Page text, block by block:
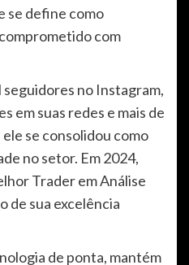
se define como
com
seguidores no Instagram,
em suas redes e mais de
se consolidou como
no setor. Em 2024,
Trader em Análise
de sua excelência
de ponta, mantém